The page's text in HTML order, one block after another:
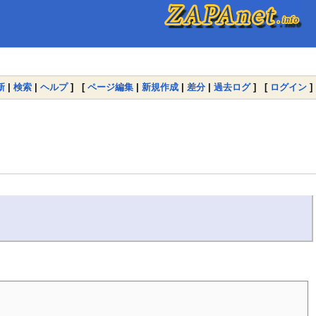
| 検索 | ヘルプ] [ ページ編集 | 新規作成 | 差分 | 過去ログ] [ ログイン ]